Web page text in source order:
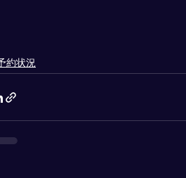
約状況